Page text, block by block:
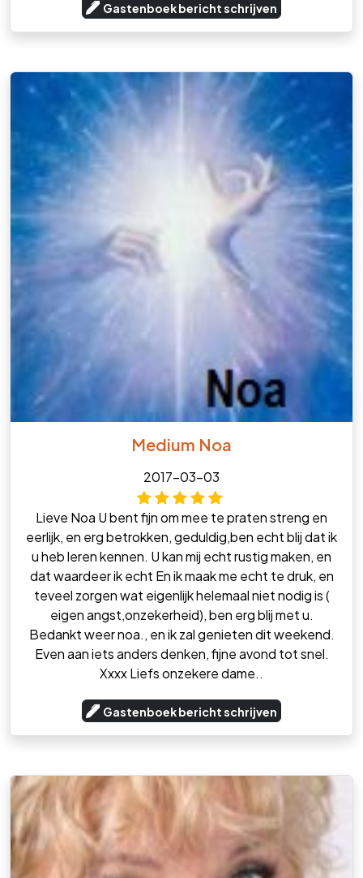
Gastenboek bericht schrijven
Medium Noa
2017-03-03
Lieve Noa U bent fijn om mee te praten streng en
eerlijk, en erg betrokken, geduldig,ben echt blij dat ik
u heb leren kennen. U kan mij echt rustig maken, en
dat waardeer ik echt En ik maak me echt te druk, en
teveel zorgen wat eigenlijk helemaal niet nodig is (
eigen angst,onzekerheid), ben erg blij met u.
Bedankt weer noa., en ik zal genieten dit weekend.
Even aan iets anders denken, fijne avond tot snel.
Xxxx Liefs onzekere dame..
Gastenboek bericht schrijven